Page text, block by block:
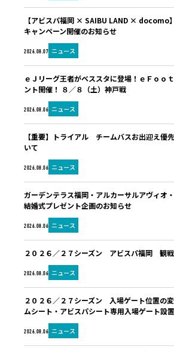
2026.08.07 ニュース
【アビスパ福岡 × SAIBU LAND × docomo
キャンペーン開催のお知らせ
2026.08.06 ニュース
ｅＪリーグ王者がベススタに登場！ｅＦｏｏ
ント開催！ ８／８（土）神戸戦
2026.08.06 ニュース
【重要】トライアル チームバスお出迎え優
いて
2026.08.06 ニュース
ガーデンテラス福岡・アルカーサルアヴィオ
結婚式プレゼント企画のお知らせ
2026.08.06 ニュース
２０２６／２７シーズン アビスパ福岡 観
2026.08.06 ニュース
２０２６／２７シーズン 入場ゲート位置の
ムシート・アビスパシート専用入場ゲート設